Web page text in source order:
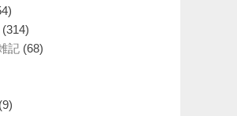
(314)
記 (68)
(9)